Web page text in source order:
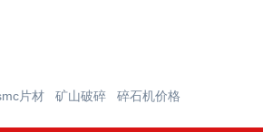
片材 矿山破碎 碎石机价格